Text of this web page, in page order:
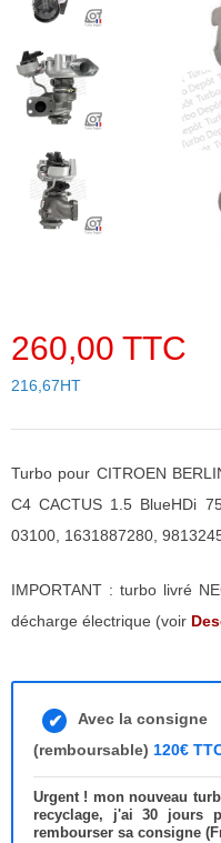
260,00 TTC
216,67HT
Turbo pour CITROEN
C4 CACTUS 1.5 BlueHDi
03100, 1631887280,
IMPORTANT : turbo livré
décharge électrique (voir
Avec la consigne
(remboursable) 120€
Urgent ! mon nouveau
recyclage, j'ai 30 jours
rembourser sa consigne